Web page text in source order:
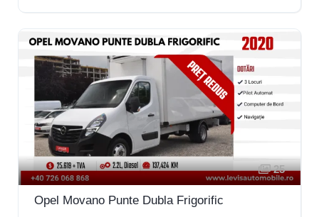
25
Opel Movano Punte Dubla Frigorific